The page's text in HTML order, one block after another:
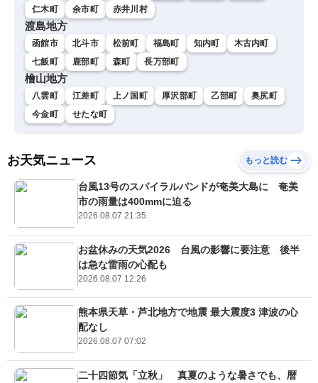
仁木町
余市町 赤井川村
渡島地方
函館市 北斗市 松前町 福島町 知内町
木古内町
七飯町
鹿部町 森町 長万部町
檜山地方
八雲町 江差町 上ノ国町 厚沢部町 乙部町
奥尻町
今金町
せたな町
お天気ニュース もっと読む
台風13号のスパイラルバンドが奄美大島に 奄美
市の雨量は400mmに迫る
2026.08.07 21:35
お盆休みの天気2026 台風の影響に要注意 後半
は急な雷雨の心配も
2026.08.07 12:26
熊本県天草・芦北地方で地震 最大震度3 津波の心
配なし
2026.08.07 07:02
二十四節気「立秋」 真夏のような暑さでも、暦